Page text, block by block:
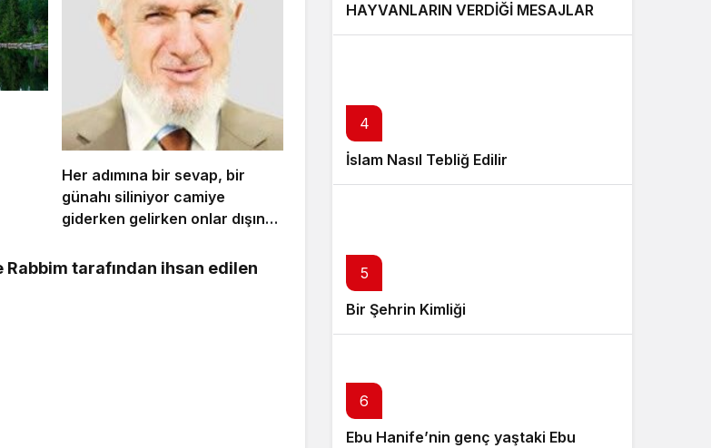
Her adımına bir sevap, bir
günahı siliniyor camiye
giderken gelirken onlar dışında
var.
tarafından ihsan edilen
HAYVANLARIN VERDİĞİ MESAJLAR
4
İslam Nasıl Tebliğ Edilir
5
Bir Şehrin Kimliği
6
Ebu Hanife’nin genç yaştaki Ebu